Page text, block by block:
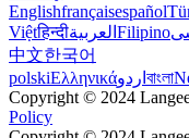
Englishfrançaisespañol
Việtहिन्दीالعربية Filipino
中文한국어
polskiΕλληνικάاردو বাংলা
Copyright © 2024
Policy